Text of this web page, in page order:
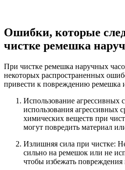
Ошибки, которые
чистке ремешка
При чистке ремешка наручных
некоторых распространенных
привести к повреждению ремешка
Использование агрессивных
использования агрессивных
химических веществ при
могут повредить материал
Излишняя сила при чистке:
сильно на ремешок или не
чтобы избежать повреждения